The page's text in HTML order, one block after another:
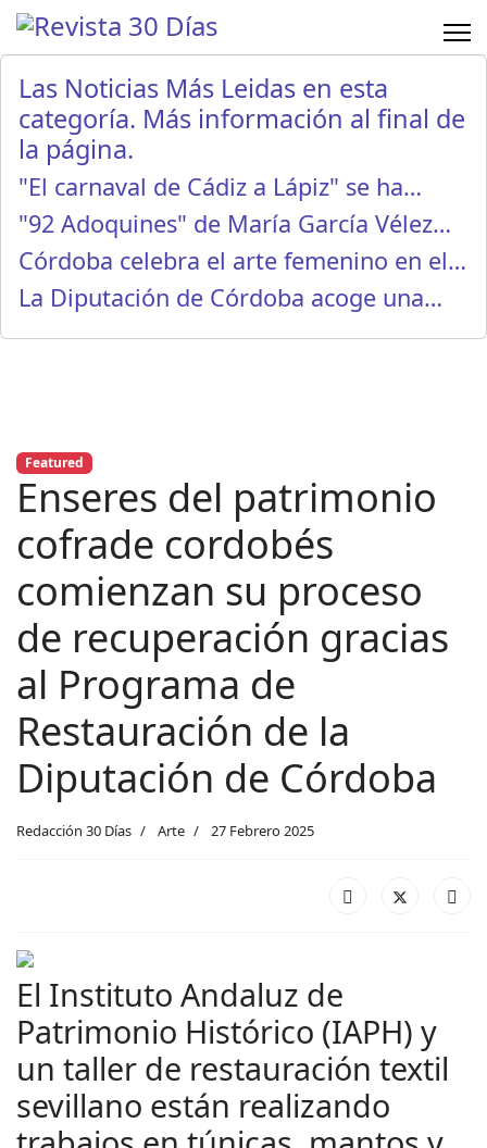
Las Noticias Más Leidas en esta
categoría. Más información al final de
la página.
"El carnaval de Cádiz a Lápiz" se ha…
"92 Adoquines" de María García Vélez…
Córdoba celebra el arte femenino en el…
La Diputación de Córdoba acoge una…
Featured
Enseres del patrimonio
cofrade cordobés
comienzan su proceso
de recuperación gracias
al Programa de
Restauración de la
Diputación de Córdoba
Redacción 30 Días Arte 27 Febrero 2025
El Instituto Andaluz de
Patrimonio Histórico (IAPH) y
un taller de restauración textil
sevillano están realizando